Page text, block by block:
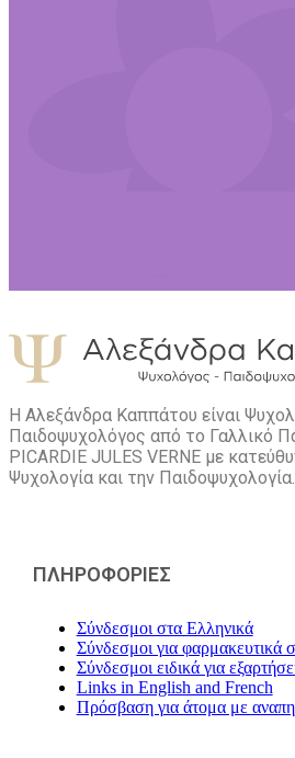
Η Αλεξάνδρα Καππάτου είναι
Παιδοψυχολόγος από το Γαλλικό
PICARDIE JULES VERNE με
Ψυχολογία και την Παιδοψυχολογία.
ΠΛΗΡΟΦΟΡΙΕΣ
Σύνδεσμοι στα Ελληνικά
Σύνδεσμοι για φαρμακευτικά
Σύνδεσμοι ειδικά για
Links in English and French
Πρόσβαση για άτομα με